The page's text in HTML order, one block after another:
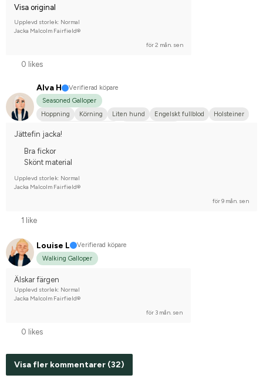
Visa original
Upplevd storlek: Normal
Jacka Malcolm Fairfield®
för 2 mån. sen
0 likes
Alva H
Verifierad köpare
Seasoned Galloper
Hoppning
Körning Liten hund Engelskt fullblod
Holsteiner
Jättefin jacka!
Bra fickor
Skönt material
Upplevd storlek: Normal
Jacka Malcolm Fairfield®
för 9 mån. sen
1 like
Louise L
Verifierad köpare
Walking Galloper
Älskar färgen
Upplevd storlek: Normal
Jacka Malcolm Fairfield®
för 3 mån. sen
0 likes
Visa fler kommentarer (32)